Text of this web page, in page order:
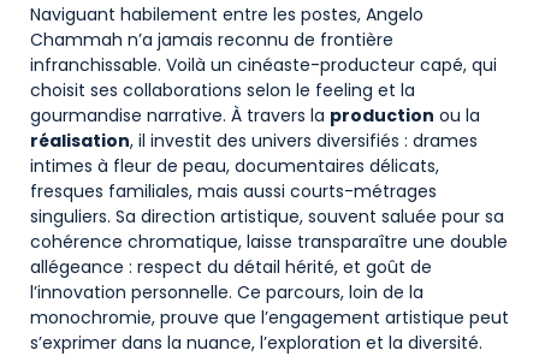
Naviguant habilement entre les postes, Angelo
Chammah n’a jamais reconnu de frontière
infranchissable. Voilà un cinéaste-producteur capé, qui
choisit ses collaborations selon le feeling et la
gourmandise narrative. À travers la production ou la
réalisation, il investit des univers diversifiés : drames
intimes à fleur de peau, documentaires délicats,
fresques familiales, mais aussi courts-métrages
singuliers. Sa direction artistique, souvent saluée pour sa
cohérence chromatique, laisse transparaître une double
allégeance : respect du détail hérité, et goût de
l’innovation personnelle. Ce parcours, loin de la
monochromie, prouve que l’engagement artistique peut
s’exprimer dans la nuance, l’exploration et la diversité.